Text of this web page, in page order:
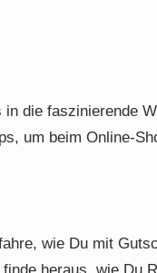
die faszinierende
um beim Online-
wie Du mit